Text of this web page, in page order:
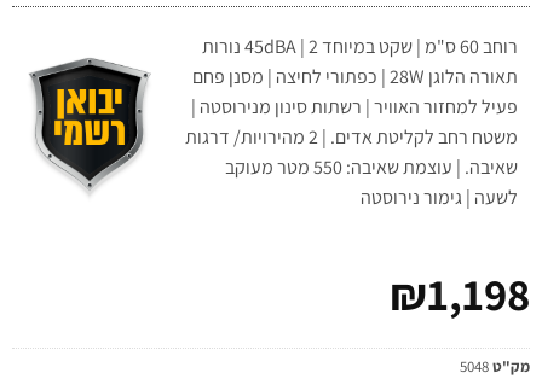
רוחב 60 ס"מ | שקט במיוחד 45dBA | 2 נורות
תאורה הלוגן 28W | כפתורי לחיצה | מסנן פחם
פעיל למחזור האוויר | רשתות סינון מנירוסטה |
משטח רחב לקליטת אדים. | 2 מהירויות/ דרגות
שאיבה. | עוצמת שאיבה: 550 מטר מעוקב
לשעה | גימור נירוסטה
₪1,198
מק"ט5048